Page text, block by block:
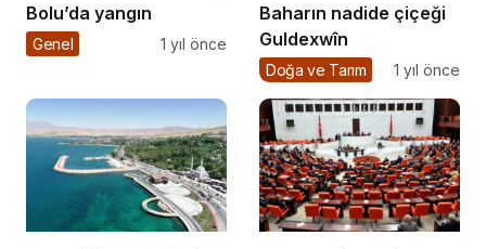
Bolu’da yangın
Genel 1 yıl önce
Baharın nadide çiçeği
Guldexwîn
Doğa ve Tarım 1 yıl önce